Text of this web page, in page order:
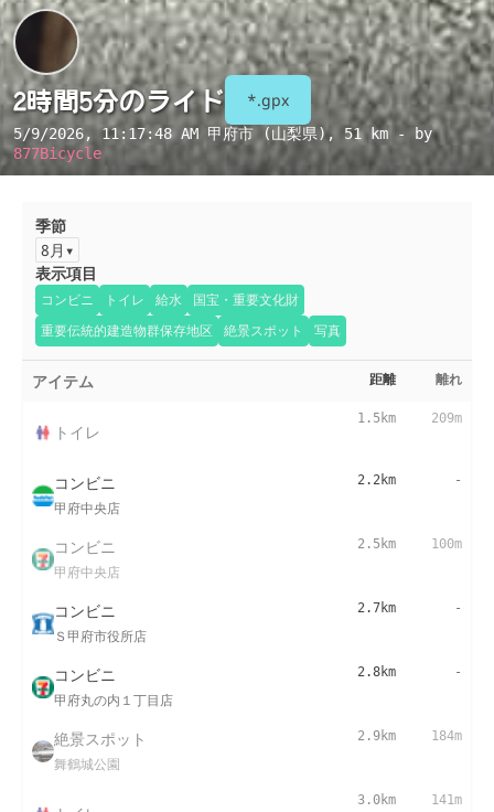
2時間5分のライド *.gpx
5/9/2026, 11:17:48 AM 甲府市 (山梨県), 51 km - by
877Bicycle
季節
8月
表示項目
コンビニ トイレ 給水
国宝・重要文化財
重要伝統的建造物群保存地区
絶景スポット 写真
アイテム 距離 離れ
トイレ
1.5km 209m
コンビニ
甲府中央店
2.2km -
コンビニ
甲府中央店
2.5km 100m
コンビニ
Ｓ甲府市役所店
2.7km -
コンビニ
甲府丸の内１丁目店
2.8km -
絶景スポット
舞鶴城公園
2.9km 184m
3.0km 141m